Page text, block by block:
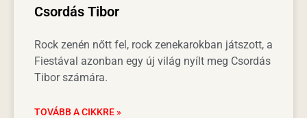
Csordás Tibor
Rock zenén nőtt fel, rock zenekarokban játszott, a
Fiestával azonban egy új világ nyílt meg Csordás
Tibor számára.
TOVÁBB A CIKKRE »